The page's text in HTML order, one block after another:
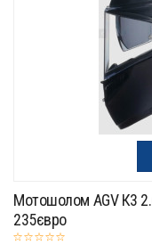
Мотошолом AGV К3
235євро